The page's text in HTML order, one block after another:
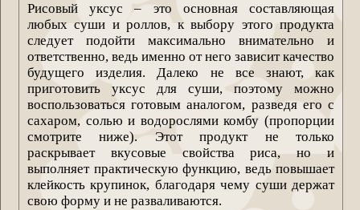
Рисовый уксус – это основная составляющая
любых суши и роллов, к выбору этого продукта
следует подойти максимально внимательно и
ответственно, ведь именно от него зависит качество
будущего изделия. Далеко не все знают, как
приготовить уксус для суши, поэтому можно
воспользоваться готовым аналогом, разведя его с
сахаром, солью и водорослями комбу (пропорции
смотрите ниже). Этот продукт не только
раскрывает вкусовые свойства риса, но и
выполняет практическую функцию, ведь повышает
клейкость крупинок, благодаря чему суши держат
свою форму и не разваливаются.